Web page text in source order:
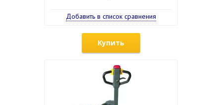
Добавить в список сравнения
Купить